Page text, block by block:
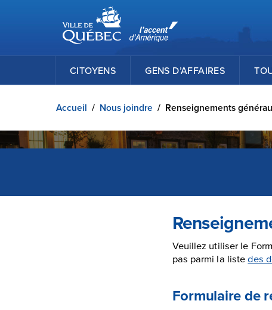
Passer au contenu principal
Ville de Québec
CITOYENS GENS D’AFFAIRES
Accueil / Nous joindre / Renseignements
Veuillez utiliser le
pas parmi la listedes
Formulaire de